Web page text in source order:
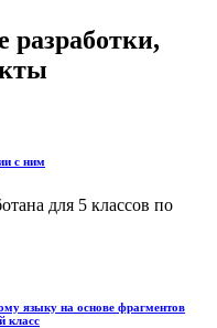
разработки,
с ним
для 5 классов по
языку на основе фрагментов
класс